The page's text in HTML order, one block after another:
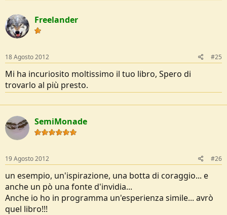
Freelander
18 Agosto 2012 #25
Mi ha incuriosito moltissimo il tuo libro, Spero di
trovarlo al più presto.
SemiMonade
19 Agosto 2012 #26
un esempio, un'ispirazione, una botta di coraggio... e
anche un pò una fonte d'invidia...
Anche io ho in programma un'esperienza simile... avrò
quel libro!!!